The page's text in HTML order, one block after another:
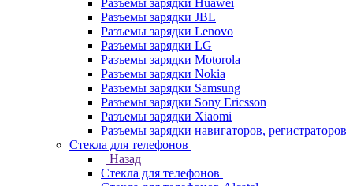
Разъемы зарядки Huawei
Разъемы зарядки JBL
Разъемы зарядки Lenovo
Разъемы зарядки LG
Разъемы зарядки Motorola
Разъемы зарядки Nokia
Разъемы зарядки Samsung
Разъемы зарядки Sony Ericsson
Разъемы зарядки Xiaomi
Разъемы зарядки навигаторов, регистраторов
Стекла для телефонов
Назад
Стекла для телефонов